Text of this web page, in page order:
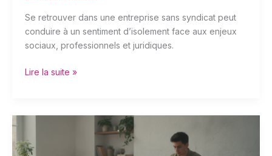
Se retrouver dans une entreprise sans syndicat peut
conduire à un sentiment d’isolement face aux enjeux
sociaux, professionnels et juridiques.
Lire la suite »
les